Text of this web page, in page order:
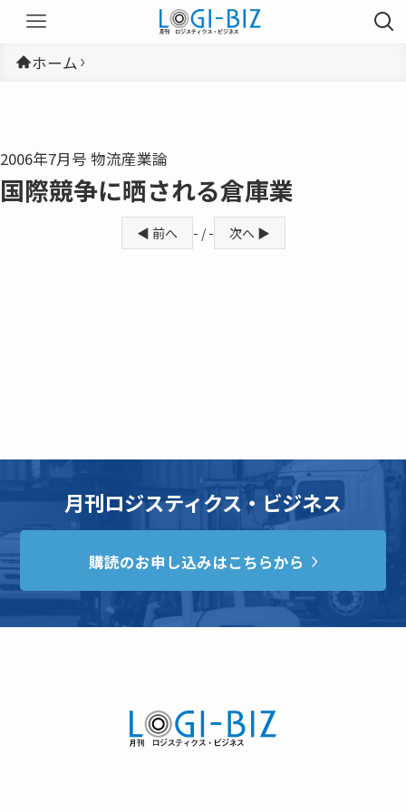
ホーム
2006年7月号 物流産業論
国際競争に晒される倉庫業
◀ 前へ - / - 次へ ▶
月刊ロジスティクス・ビジネス
購読のお申し込みはこちらから